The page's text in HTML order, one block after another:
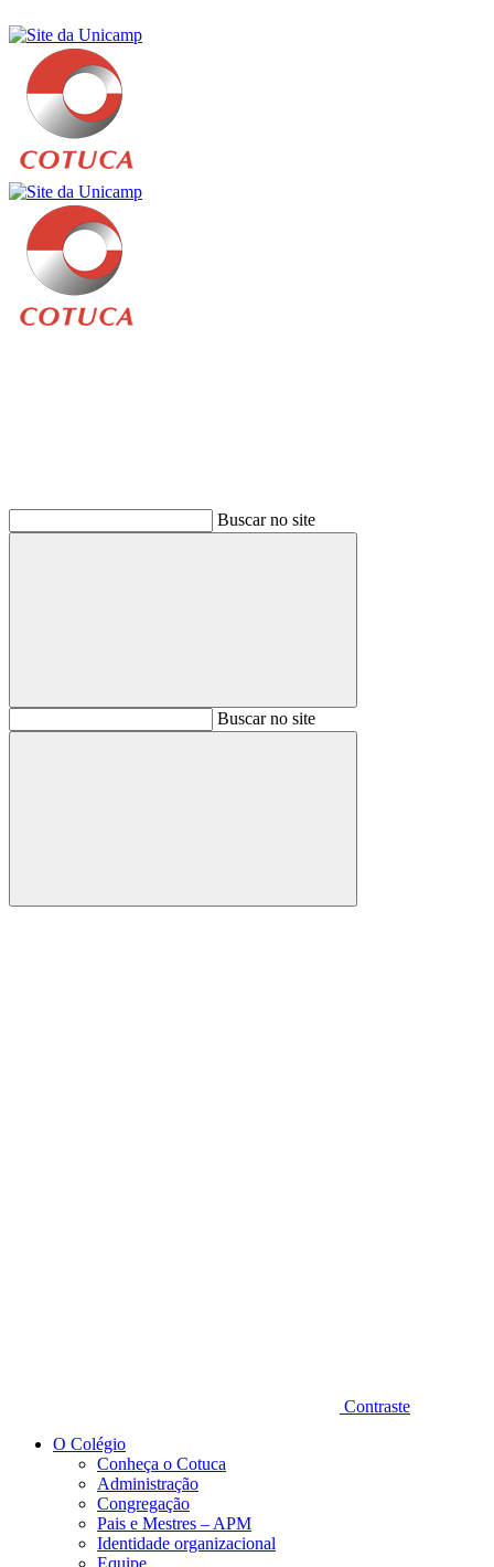
Buscar no site
BuscarBuscar no site
Buscar
Contraste
O Colégio
Conheça o Cotuca
Administração
Congregação
Pais e Mestres – APM
Identidade organizacional
Equipe